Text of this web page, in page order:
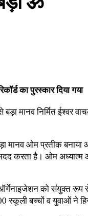
का पुरस्कार दिया गया
निर्मित ईश्वर
ओम प्रतीक बनाया
करता है। ओम अध्यात्म
को संयुक्त रूप
बच्चों व युवाओं ने